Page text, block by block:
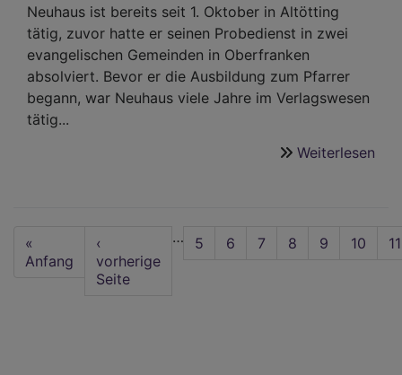
Neuhaus ist bereits seit 1. Oktober in Altötting
tätig, zuvor hatte er seinen Probedienst in zwei
evangelischen Gemeinden in Oberfranken
absolviert. Bevor er die Ausbildung zum Pfarrer
begann, war Neuhaus viele Jahre im Verlagswesen
tätig...
Weiterlesen
Seitennummerierung
First
page
«
Anfang
Vorherige
Seite
‹
vorherige
Seite
… Seite
5 Seite
6 Seite
7 Seite
8
Aktuelle
9 Seite
10 11